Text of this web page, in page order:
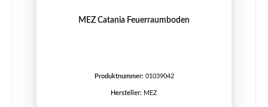
MEZ Catania Feuerraumboden
Produktnummer: 01039042
Hersteller: MEZ